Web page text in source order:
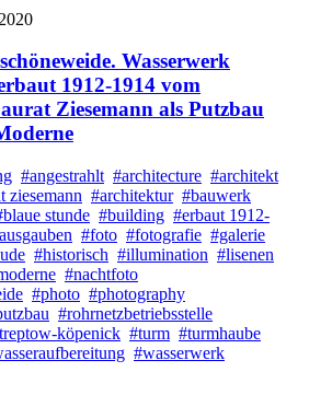
Wasserwerk
1912-1914 vom
Ziesemann als Putzbau
#angestrahlt #architecture #architekt
ziesemann #architektur #bauwerk
stunde #building #erbaut 1912-
#foto #fotografie #galerie
#historisch #illumination #lisenen
#nachtfoto
#photo #photography
#rohrnetzbetriebsstelle
köpenick #turm #turmhaube
#wasserwerk